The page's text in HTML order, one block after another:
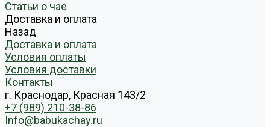
Статьи о чае
Доставка и оплата
Назад
Доставка и оплата
Условия оплаты
Условия доставки
Контакты
г. Краснодар, Красная 143/2
+7 (989) 210-38-86
Info@babukachay.ru